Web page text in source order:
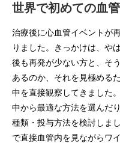
世界で初めての血
治療後に心血管イベントが
りました。きっかけは、や
後も再発が少ない方と、そ
あるのか、それを見極める
中を直接観察してきました
中から最適な方法を選んだ
種類・投与方法を検討しま
で直接血管内を見ながらワ